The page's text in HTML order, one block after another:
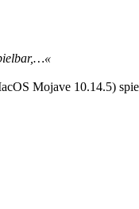
Mojave 10.14.5)